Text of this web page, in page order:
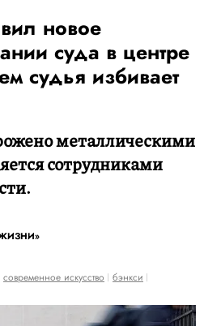
новое
суда в центре
судья избивает
металлическими
сотрудниками
современное искусство бэнкси